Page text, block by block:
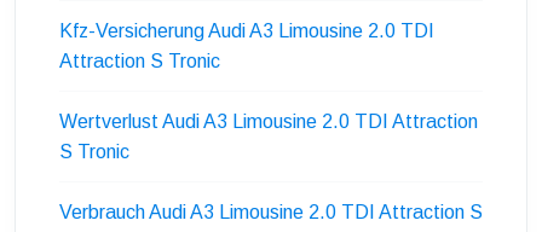
Kfz-Versicherung Audi A3 Limousine 2.0 TDI
Attraction S Tronic
Wertverlust Audi A3 Limousine 2.0 TDI Attraction
S Tronic
Verbrauch Audi A3 Limousine 2.0 TDI Attraction S